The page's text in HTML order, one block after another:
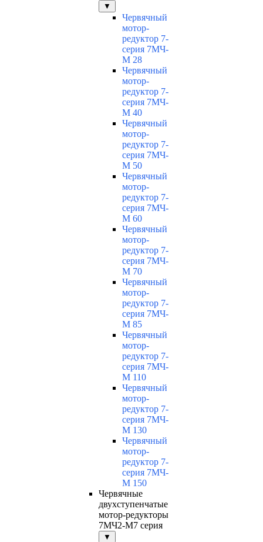
▼
Червячный
мотор-
редуктор 7-
серия 7МЧ-
М 28
Червячный
мотор-
редуктор 7-
серия 7МЧ-
М 40
Червячный
мотор-
редуктор 7-
серия 7МЧ-
М 50
Червячный
мотор-
редуктор 7-
серия 7МЧ-
М 60
Червячный
мотор-
редуктор 7-
серия 7МЧ-
М 70
Червячный
мотор-
редуктор 7-
серия 7МЧ-
М 85
Червячный
мотор-
редуктор 7-
серия 7МЧ-
М 110
Червячный
мотор-
редуктор 7-
серия 7МЧ-
М 130
Червячный
мотор-
редуктор 7-
серия 7МЧ-
М 150
Червячные
двухступенчатые
мотор-редукторы
7МЧ2-М7 серия
▼